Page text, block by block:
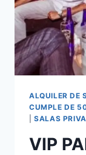
ALQUILER DE
CUMPLE DE
|SALAS
VIP